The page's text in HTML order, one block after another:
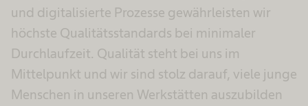
und digitalisierte Prozesse gewährleisten wir
höchste Qualitätsstandards bei minimaler
Durchlaufzeit. Qualität steht bei uns im
Mittelpunkt und wir sind stolz darauf, viele junge
Menschen in unseren Werkstätten auszubilden